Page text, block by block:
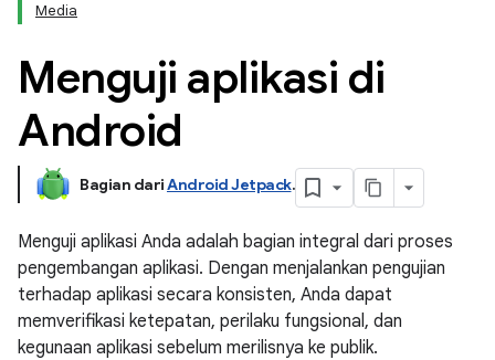
Media
Menguji aplikasi di
Android
Bagian dariAndroid Jetpack.
Menguji aplikasi Anda adalah bagian integral dari proses
pengembangan aplikasi. Dengan menjalankan pengujian
terhadap aplikasi secara konsisten, Anda dapat
memverifikasi ketepatan, perilaku fungsional, dan
kegunaan aplikasi sebelum merilisnya ke publik.